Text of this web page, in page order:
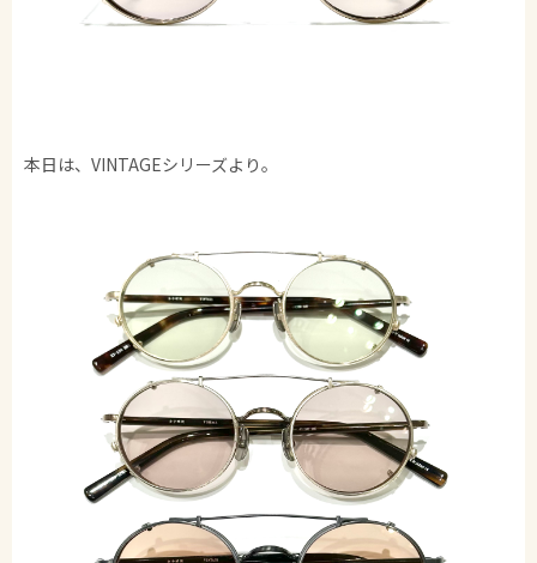
本日は、VINTAGEシリーズより。